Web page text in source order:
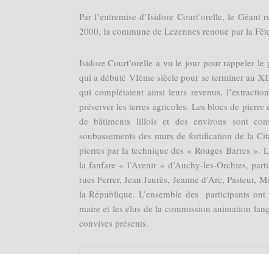
Par l’entremise d’Isidore Court’orelle, le
2000, la commune de Lezennes renoue par la
Isidore Court’orelle a vu le jour pour rappeler le
qui a débuté VIème siècle pour se terminer au
qui complétaient ainsi leurs revenus,
préserver les terres agricoles. Les blocs de
de bâtiments lillois et des environs sont
soubassements des murs de fortification de la
pierres par la technique des « Rouges Barres ».
la fanfare « l’Avenir » d’Auchy-les-Orchies,
rues Ferrer, Jean Jaurès, Jeanne d’Arc, Pasteur,
la République. L’ensemble des participants
maire et les élus de la commission animation
convives présents.